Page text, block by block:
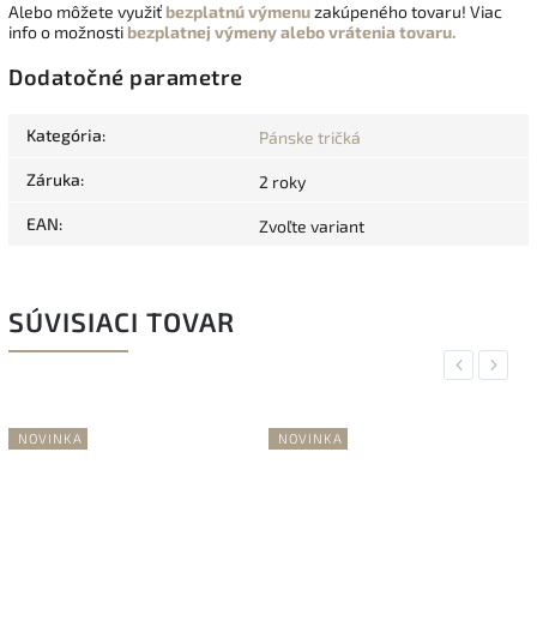
Alebo môžete využiť bezplatnú výmenuzakúpeného tovaru! Viac
info o možnosti bezplatnej výmeny alebo vrátenia tovaru.
Dodatočné parametre
Kategória: Pánske tričká
Záruka: 2 roky
EAN: Zvoľte variant
SÚVISIACI TOVAR
Previous
NOVINKA NOVINKA
Next